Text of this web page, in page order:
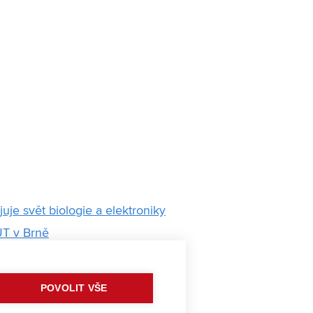
svět biologie a elektroniky
v Brně
magnetickým
POVOLIT VŠE